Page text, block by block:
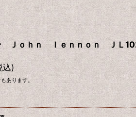
Ｊｏｈｎ ｌｅｎｎｏｎ ＪＬ
込)
あります。